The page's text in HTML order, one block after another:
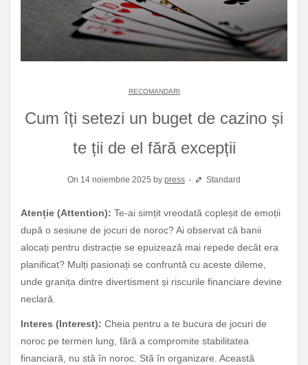
RECOMANDARI
Cum îți setezi un buget de cazino și
te ții de el fără excepții
On 14 noiembrie 2025 by press Standard
Atenție (Attention): Te-ai simțit vreodată copleșit de emoții
după o sesiune de jocuri de noroc? Ai observat că banii
alocați pentru distracție se epuizează mai repede decât era
planificat? Mulți pasionați se confruntă cu aceste dileme,
unde granița dintre divertisment și riscurile financiare devine
neclară.
Interes (Interest): Cheia pentru a te bucura de jocuri de
noroc pe termen lung, fără a compromite stabilitatea
financiară, nu stă în noroc. Stă în organizare. Această